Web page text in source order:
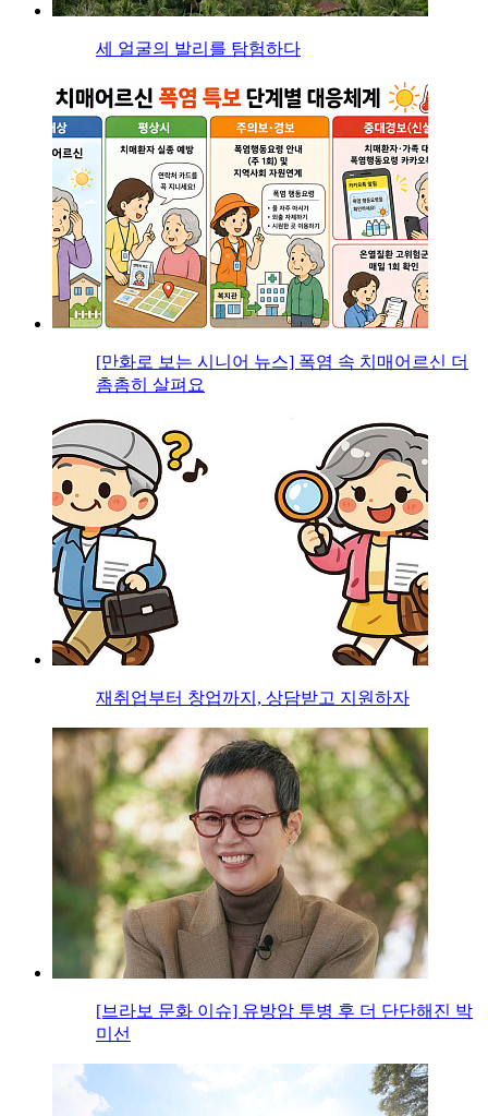
세 얼굴의 발리를 탐험하다
[만화로 보는 시니어 뉴스] 폭염 속 치매어르신 더
촘촘히 살펴요
재취업부터 창업까지, 상담받고 지원하자
[브라보 문화 이슈] 유방암 투병 후 더 단단해진 박
미선